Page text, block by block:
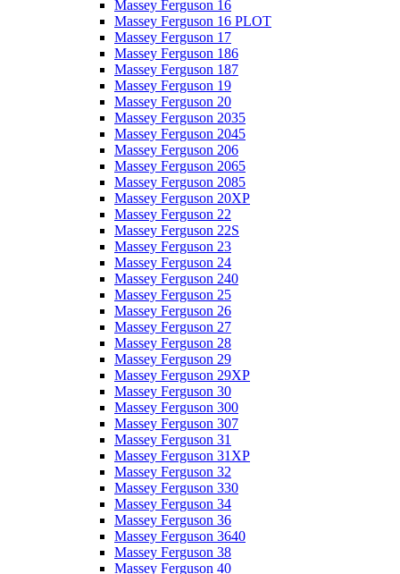
Massey Ferguson 16
Massey Ferguson 16 PLOT
Massey Ferguson 17
Massey Ferguson 186
Massey Ferguson 187
Massey Ferguson 19
Massey Ferguson 20
Massey Ferguson 2035
Massey Ferguson 2045
Massey Ferguson 206
Massey Ferguson 2065
Massey Ferguson 2085
Massey Ferguson 20XP
Massey Ferguson 22
Massey Ferguson 22S
Massey Ferguson 23
Massey Ferguson 24
Massey Ferguson 240
Massey Ferguson 25
Massey Ferguson 26
Massey Ferguson 27
Massey Ferguson 28
Massey Ferguson 29
Massey Ferguson 29XP
Massey Ferguson 30
Massey Ferguson 300
Massey Ferguson 307
Massey Ferguson 31
Massey Ferguson 31XP
Massey Ferguson 32
Massey Ferguson 330
Massey Ferguson 34
Massey Ferguson 36
Massey Ferguson 3640
Massey Ferguson 38
Massey Ferguson 40